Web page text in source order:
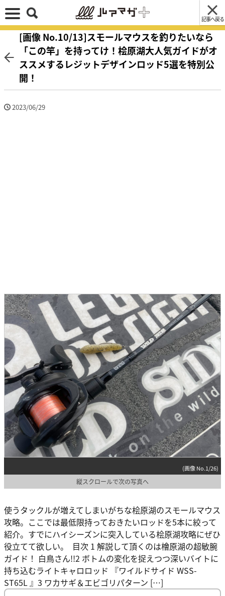
記事へ戻る
[画像 No.10/13]スモールマウスを釣りたいなら
「この竿」を持ってけ！桧原湖大人気ガイドがオ
ススメするレジットデザインロッド5選を特別公
開！
2023/06/29
(画像 No.1/26)
縦スクロールで次の写真へ
使うタックルが増えてしまいがちな桧原湖のスモールマウス
攻略。ここでは最低限持っておきたいロッドを5本に絞って
紹介。すでにハイシーズンに突入している桧原湖攻略にぜひ
役立てて欲しい。 目次 1 解説して頂くのは檜原湖の超敏腕
ガイド！ 白鳥さん!!2 ボトムの変化を捉えつつ深いバイトに
持ち込むライトキャロロッド 『ワイルドサイド WSS-
ST65L 』3 ワカサギ＆エビゴリパターン […]